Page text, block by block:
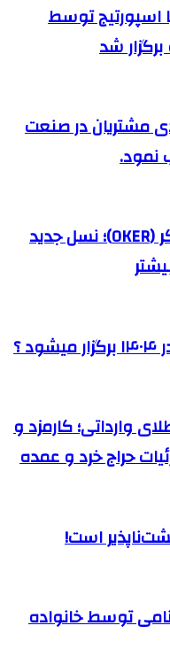
توسط
شد
مشتریان در صنعت
نمود.
معرفی کرکره فولادی اوکر (OKER)؛ نسل جدید
؟
وارداتی؛ کارمزد و
حراج خرد و عمده
است!
توسط خانواده